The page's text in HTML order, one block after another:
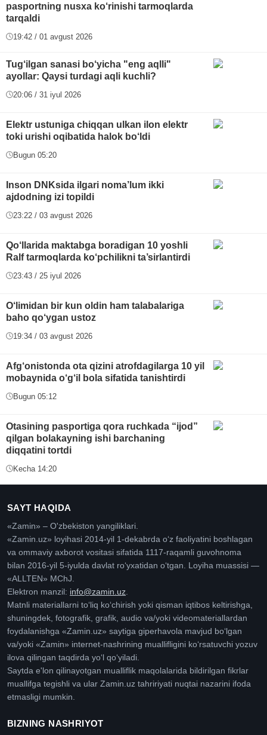
pasportning nusxa ko‘rinishi tarmoqlarda
tarqaldi
19:42 / 01 avgust 2026
Tug‘ilgan sanasi bo‘yicha "eng aqlli"
ayollar: Qaysi turdagi aqli kuchli?
20:06 / 31 iyul 2026
Elektr ustuniga chiqqan ulkan ilon elektr
toki urishi oqibatida halok bo‘ldi
Bugun 05:20
Inson DNKsida ilgari noma’lum ikki
ajdodning izi topildi
23:22 / 03 avgust 2026
Qo‘llarida maktabga boradigan 10 yoshli
Ralf tarmoqlarda ko‘pchilikni ta’sirlantirdi
23:43 / 25 iyul 2026
O‘limidan bir kun oldin ham talabalariga
baho qo‘ygan ustoz
19:34 / 03 avgust 2026
Afg‘onistonda ota qizini atrofdagilarga 10 yil
mobaynida o‘g‘il bola sifatida tanishtirdi
Bugun 05:12
Otasining pasportiga qora ruchkada “ijod”
qilgan bolakayning ishi barchaning
diqqatini tortdi
Kecha 14:20
SAYT HAQIDA
«Zamin» – O'zbekiston yangiliklari.
«Zamin.uz» loyihasi 2014-yil 1-dekabrda oʻz faoliyatini boshlagan
va ommaviy axborot vositasi sifatida 1117-raqamli guvohnoma
bilan 2016-yil 5-iyulda davlat roʻyxatidan oʻtgan. Loyiha muassisi —
«ALLTEN» MChJ.
Elektron manzil: info@zamin.uz
Matnli materiallarni toʻliq koʻchirish yoki qisman iqtibos keltirishga,
shuningdek, fotografik, grafik, audio va/yoki videomateriallardan
foydalanishga «Zamin.uz» saytiga giperhavola mavjud boʻlgan
va/yoki «Zamin» internet-nashrining muallifligini koʻrsatuvchi yozuv
ilova qilingan taqdirda yoʻl qoʻyiladi.
Saytda e'lon qilinayotgan mualliflik maqolalarida bildirilgan fikrlar
muallifga tegishli va ular Zamin.uz tahririyati nuqtai nazarini ifoda
etmasligi mumkin.
BIZNING NASHRIYOT